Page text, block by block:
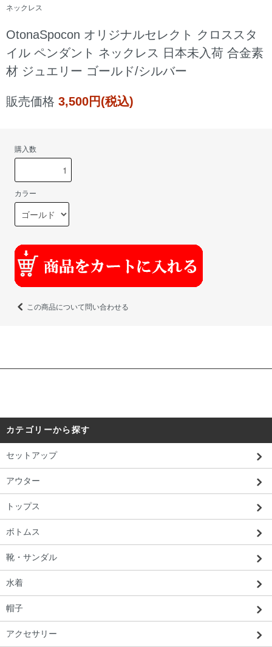
ネックレス
OtonaSpocon オリジナルセレクト クロススタ
イル ペンダント ネックレス 日本未入荷 合金素
材 ジュエリー ゴールド/シルバー
販売価格 3,500円(税込)
購入数
カラー
この商品について問い合わせる
カテゴリーから探す
セットアップ
アウター
トップス
ボトムス
靴・サンダル
水着
帽子
アクセサリー